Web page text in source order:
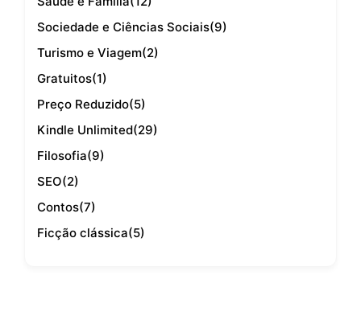
Sociedade e Ciências Sociais(9)
Turismo e Viagem(2)
Gratuitos(1)
Preço Reduzido(5)
Kindle Unlimited(29)
Filosofia(9)
SEO(2)
Contos(7)
Ficção clássica(5)